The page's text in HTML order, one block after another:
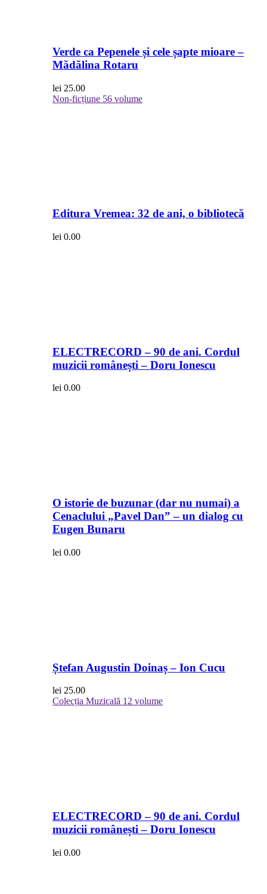
Verde ca Pepenele și cele șapte mioare –
Mădălina Rotaru
lei 25.00
Non-ficțiune 56 volume
Editura Vremea: 32 de ani, o bibliotecă
lei 0.00
ELECTRECORD – 90 de ani. Cordul
muzicii românești – Doru Ionescu
lei 0.00
O istorie de buzunar (dar nu numai) a
Cenaclului „Pavel Dan” – un dialog cu
Eugen Bunaru
lei 0.00
Ștefan Augustin Doinaș – Ion Cucu
lei 25.00
Colecția Muzicală 12 volume
ELECTRECORD – 90 de ani. Cordul
muzicii românești – Doru Ionescu
lei 0.00